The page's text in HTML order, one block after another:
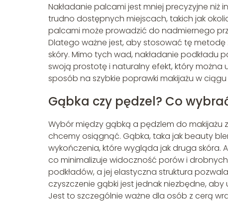
Nakładanie palcami jest mniej precyzyjne
trudno dostępnych miejscach, takich jak
palcami może prowadzić do nadmiernego
Dlatego ważne jest, aby stosować tę
skóry. Mimo tych wad, nakładanie
swoją prostotę i naturalny efekt, który można
sposób na szybkie poprawki makijażu w
Gąbka czy pędzel? Co
Wybór między gąbką a pędzlem do makijażu
chcemy osiągnąć. Gąbka, taka jak beauty
wykończenia, które wygląda jak druga skóra.
co minimalizuje widoczność porów i
podkładów, a jej elastyczna struktura
czyszczenie gąbki jest jednak niezbędne,
Jest to szczególnie ważne dla osób z cerą